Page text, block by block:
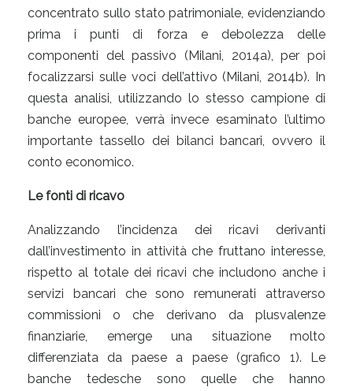
concentrato sullo stato patrimoniale, evidenziando
prima i punti di forza e debolezza delle
componenti del passivo (Milani, 2014a), per poi
focalizzarsi sulle voci dell’attivo (Milani, 2014b). In
questa analisi, utilizzando lo stesso campione di
banche europee, verrà invece esaminato l’ultimo
importante tassello dei bilanci bancari, ovvero il
conto economico.
Le fonti di ricavo
Analizzando l’incidenza dei ricavi derivanti
dall’investimento in attività che fruttano interesse,
rispetto al totale dei ricavi che includono anche i
servizi bancari che sono remunerati attraverso
commissioni o che derivano da plusvalenze
finanziarie, emerge una situazione molto
differenziata da paese a paese (grafico 1). Le
banche tedesche sono quelle che hanno